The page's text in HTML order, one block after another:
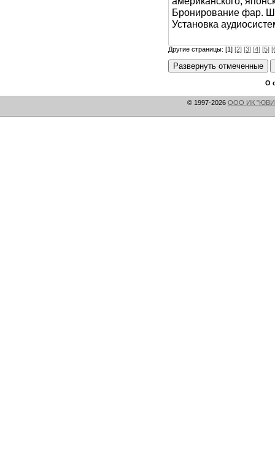
Бронирование фар.
Установка
Другие страницы: [1] [2] [3] [4] [5]
О
© 1997-2026 ООО ИК